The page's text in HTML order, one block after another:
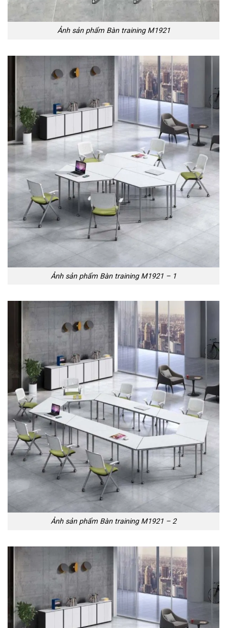
Ảnh sản phẩm Bàn training M1921
Ảnh sản phẩm Bàn training M1921 – 1
Ảnh sản phẩm Bàn training M1921 – 2